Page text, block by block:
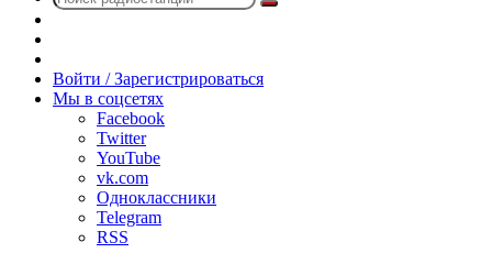
Поиск
радио
Войти / Зарегистрироваться
Мы в соцсетях
Facebook
Twitter
YouTube
vk.com
Одноклассники
Telegram
RSS